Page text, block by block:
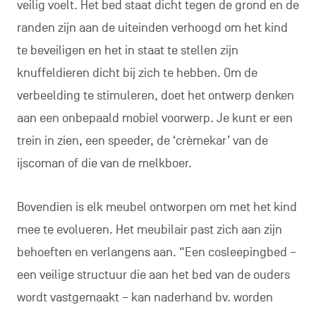
veilig voelt. Het bed staat dicht tegen de grond en de
randen zijn aan de uiteinden verhoogd om het kind
te beveiligen en het in staat te stellen zijn
knuffeldieren dicht bij zich te hebben. Om de
verbeelding te stimuleren, doet het ontwerp denken
aan een onbepaald mobiel voorwerp. Je kunt er een
trein in zien, een speeder, de ‘crèmekar’ van de
ijscoman of die van de melkboer.
Bovendien is elk meubel ontworpen om met het kind
mee te evolueren. Het meubilair past zich aan zijn
behoeften en verlangens aan. “Een cosleepingbed –
een veilige structuur die aan het bed van de ouders
wordt vastgemaakt – kan naderhand bv. worden